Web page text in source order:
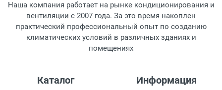
Наша компания работает на рынке кондиционирования и
вентиляции с 2007 года. За это время накоплен
практический профессиональный опыт по созданию
климатических условий в различных зданиях и
помещениях
Каталог Информация